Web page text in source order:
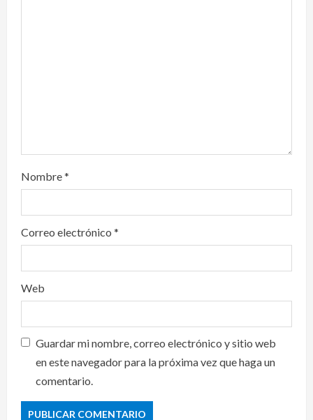
Nombre*
Correo electrónico *
Web
Guardar mi nombre, correo electrónico y sitio web
en este navegador para la próxima vez que haga un
comentario.